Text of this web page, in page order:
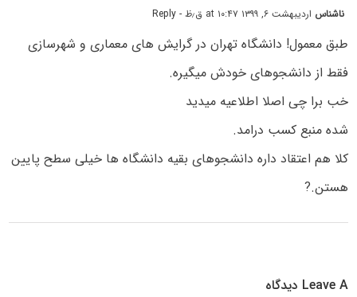
ناشناس اردیبهشت ۶, ۱۳۹۹ at ۱۰:۴۷ ق٫ظ - Reply
طبق معمول! دانشگاه تهران در گرایش های معماری و شهرسازی
فقط از دانشجوهای خودش میگیره.
خب برا چی اصلا اطلاعیه میدید
شده منبع کسب درامد.
کلا هم اعتقاد داره دانشجوهای بقیه دانشگاه ها خیلی سطح پایین
هستن.?
Leave A دیدگاه